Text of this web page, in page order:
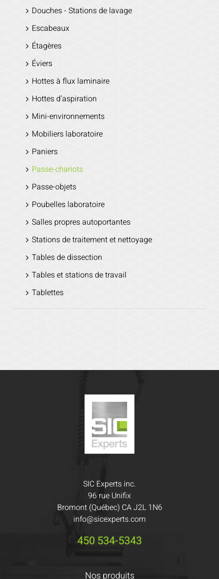
Douches - Stations de lavage
Escabeaux
Étagères
Éviers
Hottes à flux laminaire
Hottes d'aspiration
Mini-environnements
Mobiliers laboratoire
Paniers
Passe-chariots
Passe-objets
Poubelles laboratoire
Salles propres autoportantes
Stations de traitement et nettoyage
Tables de dissection
Tables et stations de travail
Tablettes
SIC Experts inc.
96 rue Unifix
Bromont (Québec) CA J2L 1N6
info@sicexperts.com
450 534-5343
Nos produits